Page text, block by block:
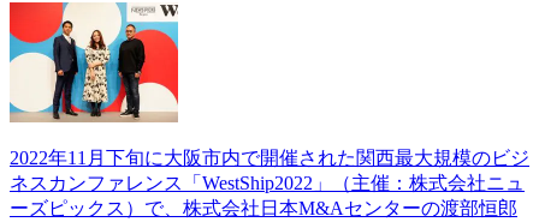
2022年11月下旬に大阪市内で開催された関西最大規模のビジ
ネスカンファレンス「WestShip2022」（主催：株式会社ニュ
ーズピックス）で、株式会社日本M&Aセンターの渡部恒郎